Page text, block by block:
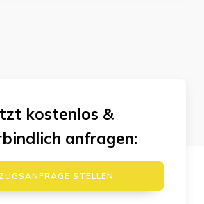
kostenlos &
anfragen:
STELLEN